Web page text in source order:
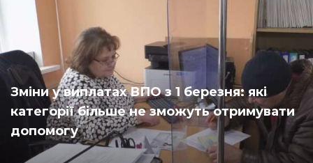
Зміни у виплатах ВПО з 1 березня: які
категорії більше не зможуть отримувати
допомогу